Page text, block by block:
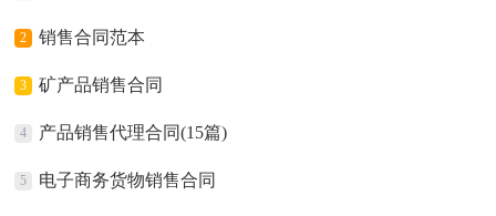
2 销售合同范本
3 矿产品销售合同
4 产品销售代理合同(15篇)
5 电子商务货物销售合同